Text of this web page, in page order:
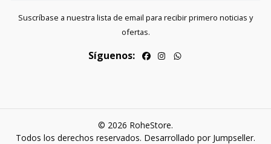
Suscríbase a nuestra lista de email para recibir primero noticias y
ofertas.
Síguenos:
© 2026 RoheStore.
Todos los derechos reservados. Desarrollado por Jumpseller.